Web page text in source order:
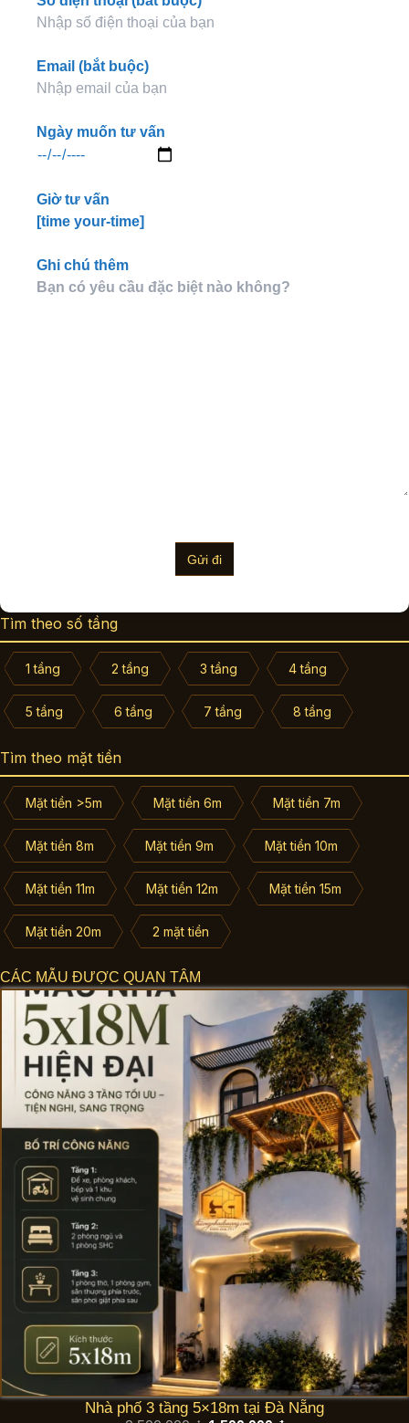
Email (bắt buộc)
Ngày muốn tư vấn
Giờ tư vấn
[time your-time]
Ghi chú thêm
Tìm theo số tầng
1 tầng 2 tầng 3 tầng 4 tầng
5 tầng 6 tầng 7 tầng 8 tầng
Tìm theo mặt tiền
Mặt tiền >5m Mặt tiền 6m Mặt tiền 7m
Mặt tiền 8m Mặt tiền 9m Mặt tiền 10m
Mặt tiền 11m Mặt tiền 12m Mặt tiền 15m
Mặt tiền 20m 2 mặt tiền
CÁC MẪU ĐƯỢC QUAN TÂM
Nhà phố 3 tầng 5×18m tại Đà Nẵng